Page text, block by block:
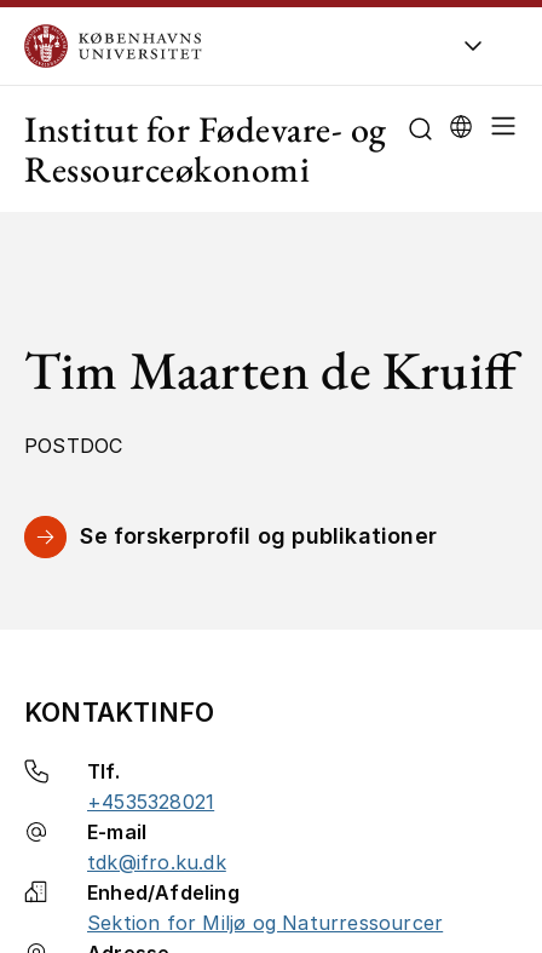
Institut for Fødevare- og
Ressourceøkonomi
Tim Maarten de Kruiff
POSTDOC
Se forskerprofil og publikationer
KONTAKTINFO
Tlf.
+4535328021
E-mail
tdk@ifro.ku.dk
Enhed/Afdeling
Sektion for Miljø og Naturressourcer
Om KU